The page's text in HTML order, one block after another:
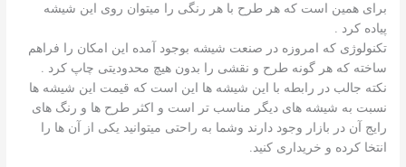
برای همین است که هر طرح با هر رنگی را میتوان روی این شیشه
پیاده کرد .
تکنولوژی که امروزه در صنعت شیشه بوجود آمده این امکان را فراهم
ساخته که هر گونه طرح و نقشی را بدون هیچ محدودیتی چاپ کرد .
نکته جالب در رابطه با این شیشه ها این است که قیمت این شیشه ها
نسبت به شیشه های دیگر مناسب تر است و اکثر طرح ها و رنگ های
رایج آن در بازار وجود دارند وشما به راحتی میتوانید یکی از آن ها را
انتخا کرده و خریداری کنید.